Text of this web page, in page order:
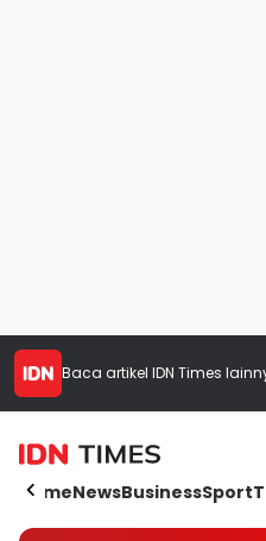
Baca artikel IDN Times
HomeNewsBusinessSport